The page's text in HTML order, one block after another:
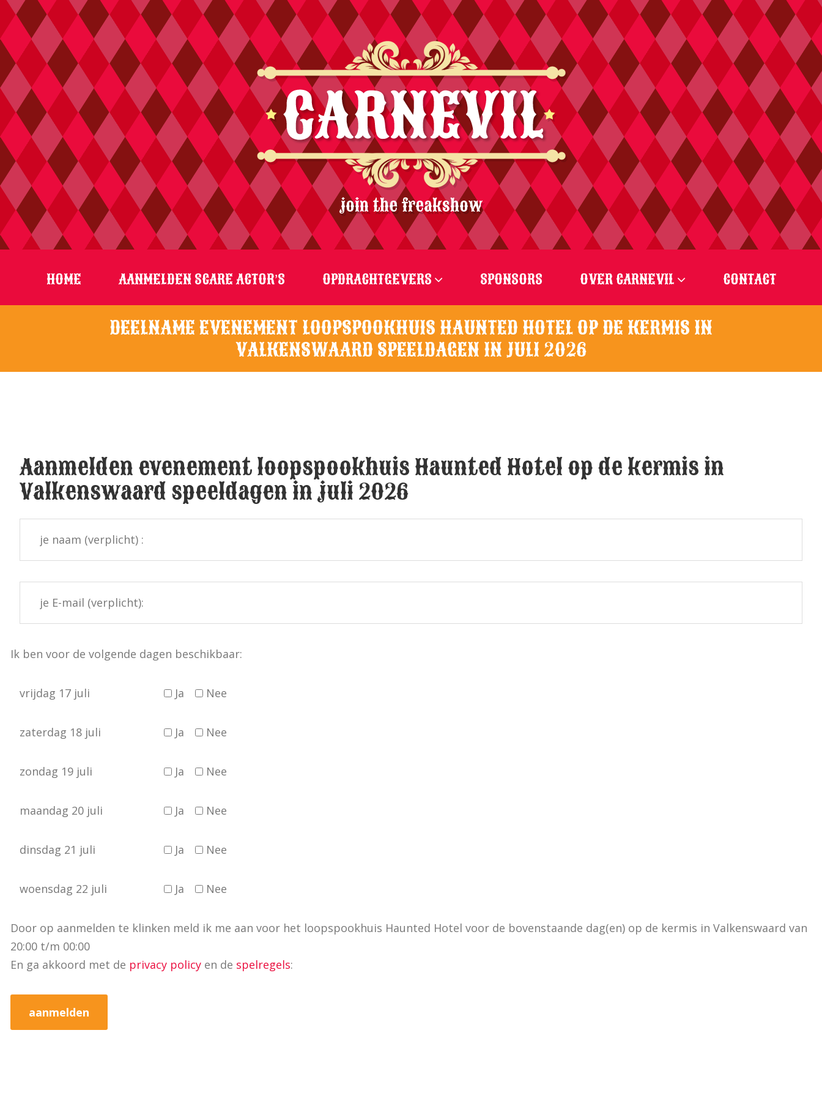
join the freakshow
HOME AANMELDEN SCARE ACTOR’S OPDRACHTGEVERS SPONSORS OVER CARNEVIL CONTACT
DEELNAME EVENEMENT LOOPSPOOKHUIS HAUNTED HOTEL OP DE KERMIS IN
VALKENSWAARD SPEELDAGEN IN JULI 2026
Aanmelden evenement loopspookhuis Haunted Hotel op de kermis in
Valkenswaard speeldagen in juli 2026
Ik ben voor de volgende dagen beschikbaar:
vrijdag 17 juli Ja Nee
zaterdag 18 juli Ja Nee
zondag 19 juli Ja Nee
maandag 20 juli Ja Nee
dinsdag 21 juli Ja Nee
woensdag 22 juli Ja Nee
Door op aanmelden te klinken meld ik me aan voor het loopspookhuis Haunted Hotel voor de bovenstaande dag(en) op de kermis in Valkenswaard van
20:00 t/m 00:00
En ga akkoord met de privacy policy en de spelregels: